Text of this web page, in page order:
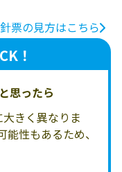
票の見方はこちら
！
思ったら
きく異なりま
能性もあるため、